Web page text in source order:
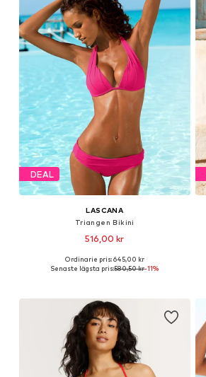
DEAL
LASCANA
Triangen Bikini
516,00 kr
Tillgängliga storlekar: XS B, XS-S A
Ordinarie pris: 645,00 kr
Senaste lägsta pris:580,50 kr-11%